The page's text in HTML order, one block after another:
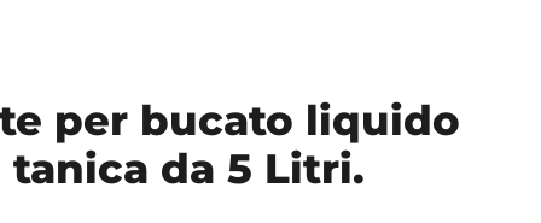
per bucato liquido
da 5 Litri.